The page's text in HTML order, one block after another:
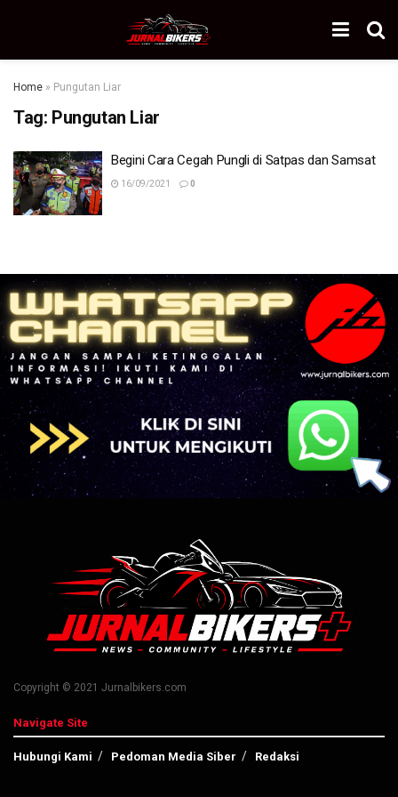
Home » Pungutan Liar
Tag: Pungutan Liar
Begini Cara Cegah Pungli di Satpas dan Samsat
16/09/2021 0
Copyright © 2021 Jurnalbikers.com
Navigate Site
Hubungi Kami Pedoman Media Siber Redaksi